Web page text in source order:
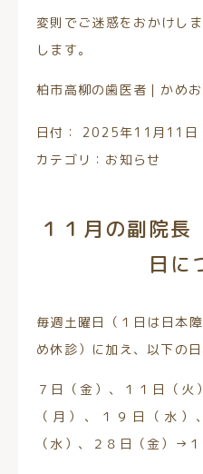
変則でご迷惑をおかけし
します。
柏市高柳の歯医者｜かめ
日付： 2025年11月11日
カテゴリ： お知らせ
１１月の副院長
日に
毎週土曜日（１日は日本
め休診）に加え、以下の
７日（金）、１１日（火
（月）、１９日（水
（水）、２８日（金）→